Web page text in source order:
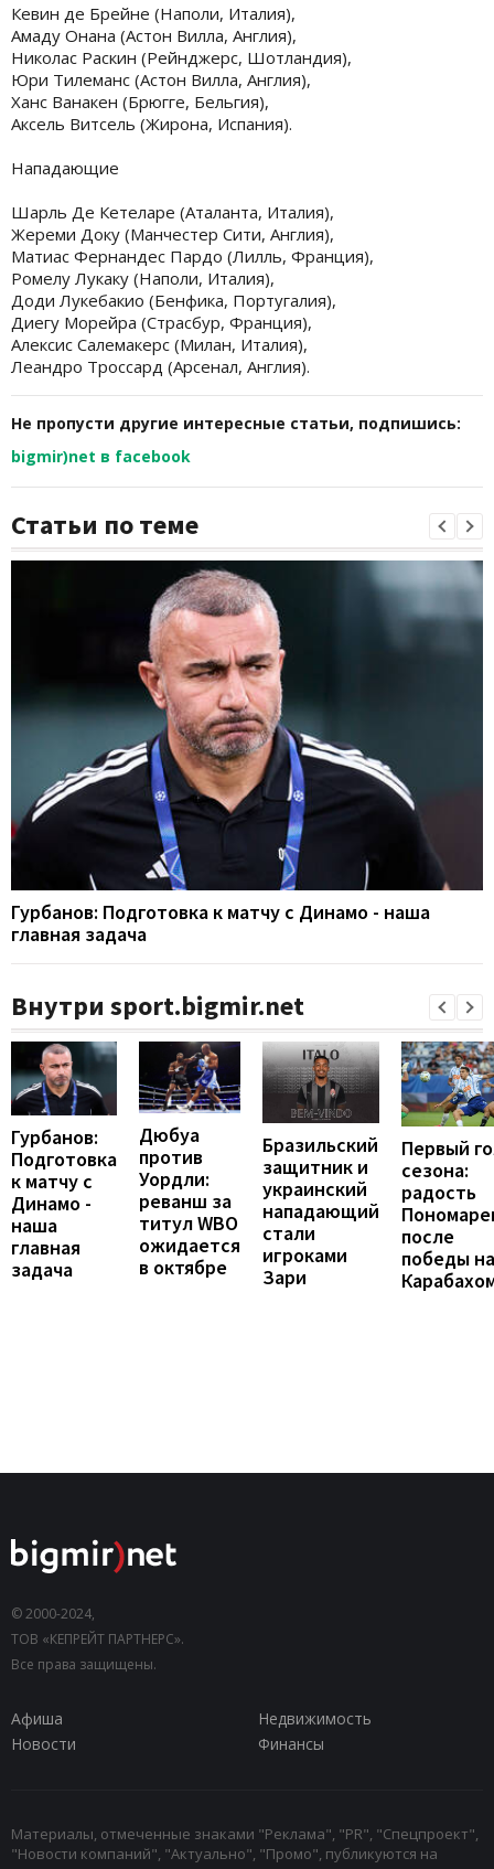
Кевин де Брейне (Наполи, Италия),
Амаду Онана (Астон Вилла, Англия),
Николас Раскин (Рейнджерс, Шотландия),
Юри Тилеманс (Астон Вилла, Англия),
Ханс Ванакен (Брюгге, Бельгия),
Аксель Витсель (Жирона, Испания).
Нападающие
Шарль Де Кетеларе (Аталанта, Италия),
Жереми Доку (Манчестер Сити, Англия),
Матиас Фернандес Пардо (Лилль, Франция),
Ромелу Лукаку (Наполи, Италия),
Доди Лукебакио (Бенфика, Португалия),
Диегу Морейра (Страсбур, Франция),
Алексис Салемакерс (Милан, Италия),
Леандро Троссард (Арсенал, Англия).
Не пропусти другие интересные статьи, подпишись:
bigmir)net в facebook
Статьи по теме
Гурбанов: Подготовка к матчу с Динамо - наша
главная задача
Внутри sport.bigmir.net
Гурбанов:
Подготовка
к матчу с
Динамо -
наша
главная
задача
Дюбуа
против
Уордли:
реванш за
титул WBO
ожидается
в октябре
Бразильский
защитник и
украинский
нападающий
стали
игроками
Зари
Первый
сезона:
радость
после
победы
© 2000-2024,
ТОВ «КЕПРЕЙТ ПАРТНЕРС».
Все права защищены.
Афиша
Недвижимость
Новости
Финансы
Материалы, отмеченные знаками "Реклама", "PR", "Спецпроект",
"Новости компаний", "Актуально", "Промо", публикуются на